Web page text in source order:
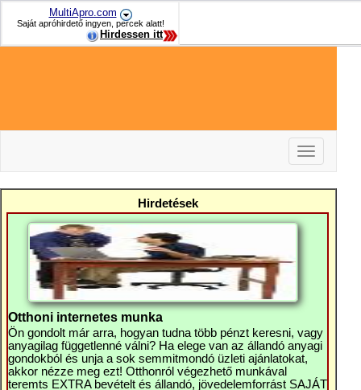
MultiApro.com
Saját apróhirdető ingyen, percek alatt!
Hirdessen itt
Toggle
navigation
-
-
Hirdetések
Otthoni internetes munka
Ön gondolt már arra, hogyan tudna több pénzt keresni, vagy
anyagilag függetlenné válni? Ha elege van az állandó anyagi
gondokból és unja a sok semmitmondó üzleti ajánlatokat,
akkor nézze meg ezt! Otthonról végezhető munkával
teremts EXTRA bevételt és állandó, jövedelemforrást SAJÁT